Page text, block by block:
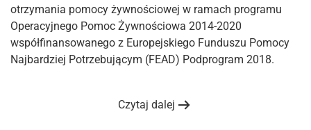
otrzymania pomocy żywnościowej w ramach programu
Operacyjnego Pomoc Żywnościowa 2014-2020
współfinansowanego z Europejskiego Funduszu Pomocy
Najbardziej Potrzebującym (FEAD) Podprogram 2018.
Czytaj dalej